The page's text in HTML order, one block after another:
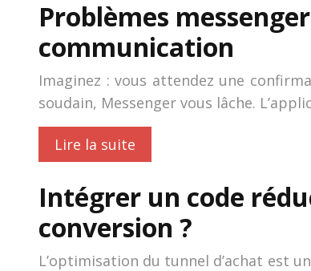
Problèmes
communication
Imaginez : vous attendez une
soudain, Messenger vous lâche.
Lire la suite
Intégrer un code
conversion ?
L’optimisation du tunnel d’achat est